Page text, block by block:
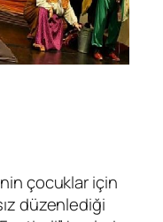
çocuklar için
düzenlediği